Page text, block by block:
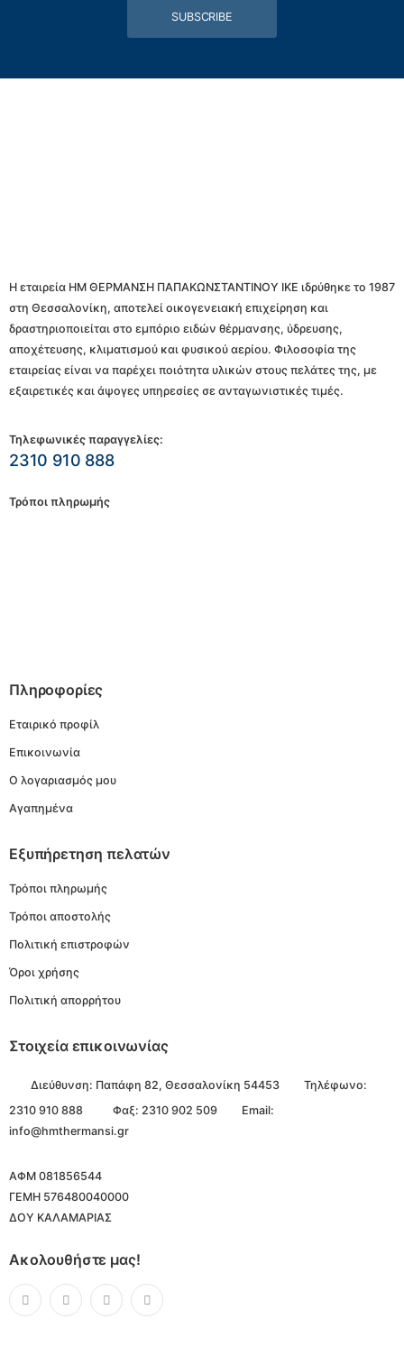
SUBSCRIBE
Η εταιρεία ΗΜ ΘΕΡΜΑΝΣΗ ΠΑΠΑΚΩΝΣΤΑΝΤΙΝΟΥ ΙΚΕ ιδρύθηκε το 1987
στη Θεσσαλονίκη, αποτελεί οικογενειακή επιχείρηση και
δραστηριοποιείται στο εμπόριο ειδών θέρμανσης, ύδρευσης,
αποχέτευσης, κλιματισμού και φυσικού αερίου. Φιλοσοφία της
εταιρείας είναι να παρέχει ποιότητα υλικών στους πελάτες της, με
εξαιρετικές και άψογες υπηρεσίες σε ανταγωνιστικές τιμές.
Τηλεφωνικές παραγγελίες:
2310 910 888
Τρόποι πληρωμής
Πληροφορίες
Εταιρικό προφίλ
Επικοινωνία
Ο λογαριασμός μου
Αγαπημένα
Εξυπήρετηση πελατών
Τρόποι πληρωμής
Τρόποι αποστολής
Πολιτική επιστροφών
Όροι χρήσης
Πολιτική απορρήτου
Στοιχεία επικοινωνίας
Διεύθυνση: Παπάφη 82, Θεσσαλονίκη 54453
Τηλέφωνο:
2310 910 888
Φαξ: 2310 902 509
Email:
info@hmthermansi.gr
ΑΦΜ 081856544
ΓΕΜΗ 576480040000
ΔΟΥ ΚΑΛΑΜΑΡΙΑΣ
Ακολουθήστε μας!